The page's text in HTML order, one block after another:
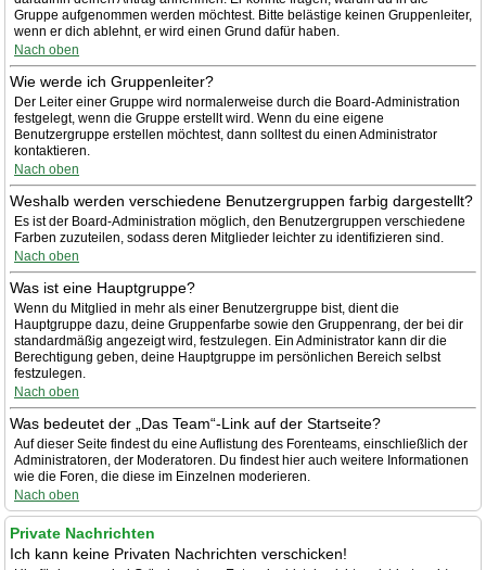
Gruppe aufgenommen werden möchtest. Bitte belästige keinen Gruppenleiter,
wenn er dich ablehnt, er wird einen Grund dafür haben.
Nach oben
Wie werde ich Gruppenleiter?
Der Leiter einer Gruppe wird normalerweise durch die Board-Administration
festgelegt, wenn die Gruppe erstellt wird. Wenn du eine eigene
Benutzergruppe erstellen möchtest, dann solltest du einen Administrator
kontaktieren.
Nach oben
Weshalb werden verschiedene Benutzergruppen farbig dargestellt?
Es ist der Board-Administration möglich, den Benutzergruppen verschiedene
Farben zuzuteilen, sodass deren Mitglieder leichter zu identifizieren sind.
Nach oben
Was ist eine Hauptgruppe?
Wenn du Mitglied in mehr als einer Benutzergruppe bist, dient die
Hauptgruppe dazu, deine Gruppenfarbe sowie den Gruppenrang, der bei dir
standardmäßig angezeigt wird, festzulegen. Ein Administrator kann dir die
Berechtigung geben, deine Hauptgruppe im persönlichen Bereich selbst
festzulegen.
Nach oben
Was bedeutet der „Das Team“-Link auf der Startseite?
Auf dieser Seite findest du eine Auflistung des Forenteams, einschließlich der
Administratoren, der Moderatoren. Du findest hier auch weitere Informationen
wie die Foren, die diese im Einzelnen moderieren.
Nach oben
Private Nachrichten
Ich kann keine Privaten Nachrichten verschicken!